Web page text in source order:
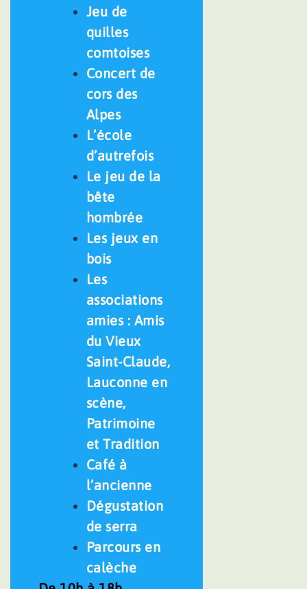
Jeu de
quilles
comtoises
Concert de
cors des
Alpes
L’école
d’autrefois
Le jeu de la
bête
hombrée
Les jeux en
bois
Les
associations
amies : Amis
du Vieux
Saint-Claude,
Lauconne en
scène,
Patrimoine
et Tradition
Café à
l’ancienne
Dégustation
de serra
Parcours en
calèche